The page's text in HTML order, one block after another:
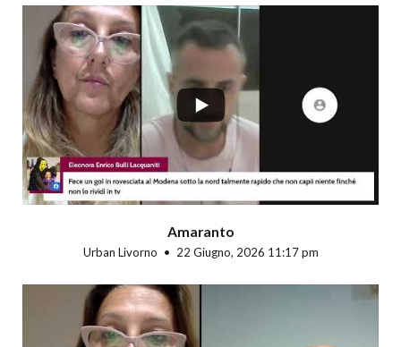
Amaranto
Urban Livorno 22 Giugno, 2026 11:17 pm